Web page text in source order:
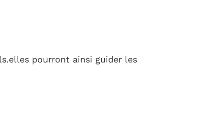
pourront ainsi guider les